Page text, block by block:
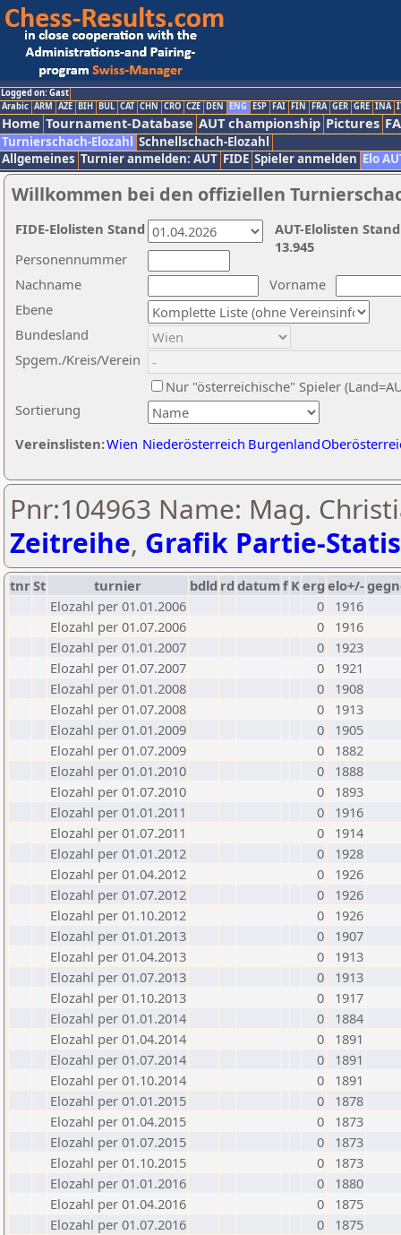
Logged on: Gast
Arabic ARM AZE BIH BUL CAT CHN CRO CZE DEN ENG ESP FAI FIN FRA GER GRE INA
Home Tournament-Database AUT championship Pictures
Turnierschach-Elozahl Schnellschach-Elozahl
Allgemeines Turnier anmelden: AUT FIDE Spieler anmelden Elo
Willkommen bei den offiziellen
Nachname
Vorname
Ebene
Sortierung
Personennummer
Bundesland
Spgem./Kreis/Verein
Nur "österreichische" Spieler
Vereinslisten:Wien Niederösterreich Burgenland
AUT-Elolisten
13.945
FIDE-Elolisten Stand
Pnr:104963 Name: Mag.
Zeitreihe, Grafik Partie-
tnrSt turnier bdld rd datumf Kerg elo+/-
Elozahl per 01.01.2006
0
1916
Elozahl per 01.07.2006
0
1916
Elozahl per 01.01.2007
0
1923
Elozahl per 01.07.2007
0
1921
Elozahl per 01.01.2008
0
1908
Elozahl per 01.07.2008
0
1913
Elozahl per 01.01.2009
0
1905
Elozahl per 01.07.2009
0
1882
Elozahl per 01.01.2010
0
1888
Elozahl per 01.07.2010
0
1893
Elozahl per 01.01.2011
0
1916
Elozahl per 01.07.2011
0
1914
Elozahl per 01.01.2012
0
1928
Elozahl per 01.04.2012
0
1926
Elozahl per 01.07.2012
0
1926
Elozahl per 01.10.2012
0
1926
Elozahl per 01.01.2013
0
1907
Elozahl per 01.04.2013
0
1913
Elozahl per 01.07.2013
0
1913
Elozahl per 01.10.2013
0
1917
Elozahl per 01.01.2014
0
1884
Elozahl per 01.04.2014
0
1891
Elozahl per 01.07.2014
0
1891
Elozahl per 01.10.2014
0
1891
Elozahl per 01.01.2015
0
1878
Elozahl per 01.04.2015
0
1873
Elozahl per 01.07.2015
0
1873
Elozahl per 01.10.2015
0
1873
Elozahl per 01.01.2016
0
1880
Elozahl per 01.04.2016
0
1875
Elozahl per 01.07.2016
0
1875